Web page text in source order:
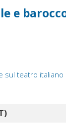
e
sul teatro